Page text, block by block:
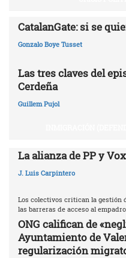
CatalanGate: si se
Gonzalo Boye Tusset
Las tres claves del
Cerdeña
Guillem Pujol
La alianza de PP y
J. Luis Carpintero
Los colectivos critican la gestión
las barreras de acceso al
ONG califican de
Ayuntamiento de
regularización